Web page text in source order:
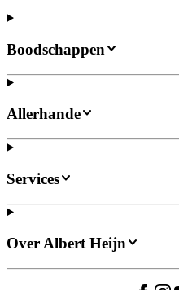
Boodschappen
Allerhande
Services
Over Albert Heijn